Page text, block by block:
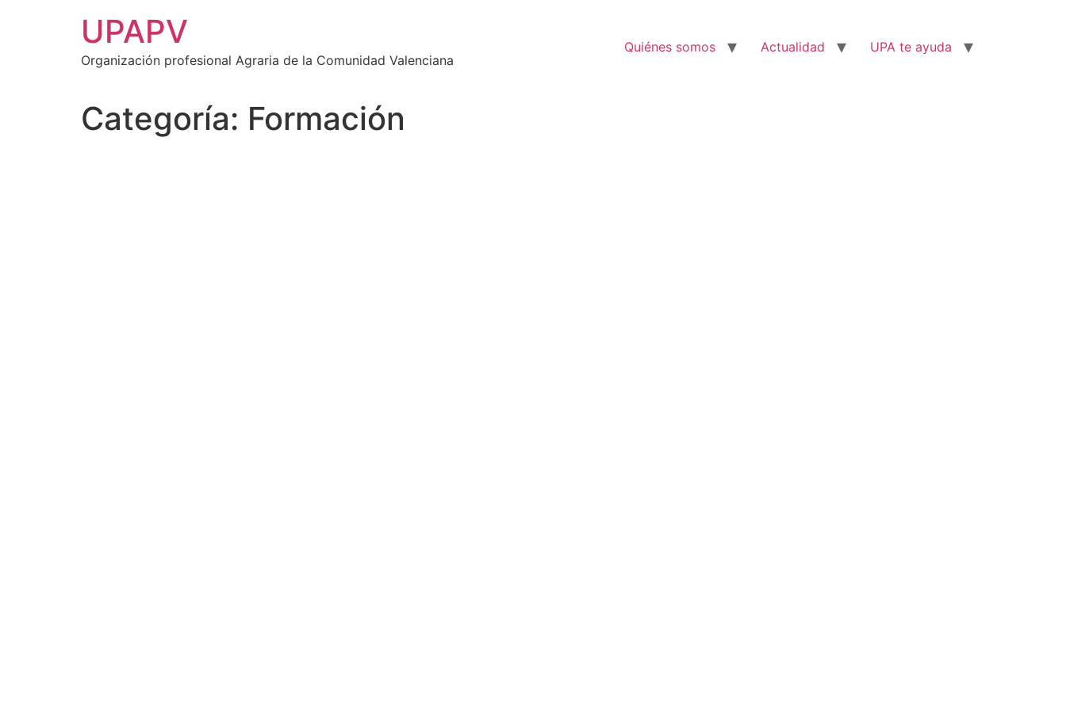
UPAPV
Organización profesional Agraria de la Comunidad Valenciana
Quiénes somos Actualidad UPA te ayuda
Categoría: Formación